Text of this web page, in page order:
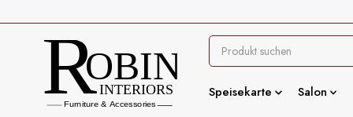
Speisekarte Salon